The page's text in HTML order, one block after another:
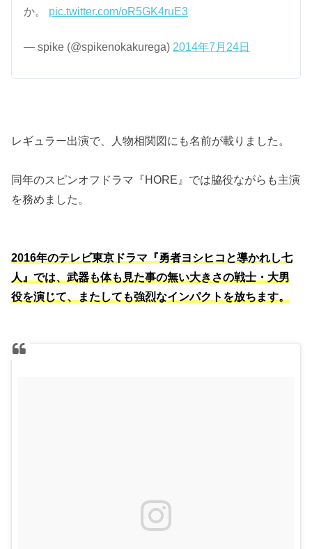
か。 pic.twitter.com/oR5GK4ruE3
— spike (@spikenokakurega) 2014年7月24日
レギュラー出演で、人物相関図にも名前が載りました。
同年のスピンオフドラマ『HORE』では脇役ながらも主演
を務めました。
2016年のテレビ東京ドラマ『勇者ヨシヒコと導かれし七
人』では、武器も体も見た事の無い大きさの戦士・大男
役を演じて、またしても強烈なインパクトを放ちます。